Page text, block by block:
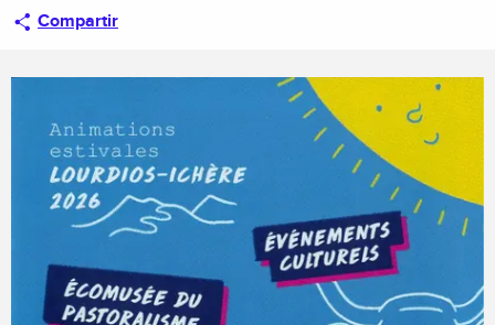
Compartir